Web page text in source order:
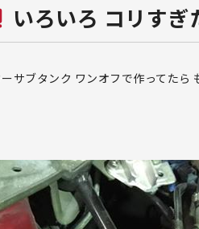
いろいろ コリす
サブタンク ワンオフで作ってたら